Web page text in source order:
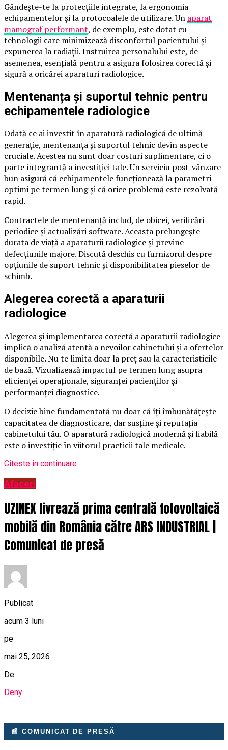
Gândește-te la protecțiile integrate, la ergonomia
echipamentelor și la protocoalele de utilizare. Un aparat
mamograf performant, de exemplu, este dotat cu
tehnologii care minimizează disconfortul pacientului și
expunerea la radiații. Instruirea personalului este, de
asemenea, esențială pentru a asigura folosirea corectă și
sigură a oricărei aparaturi radiologice.
Mentenanța și suportul tehnic pentru
echipamentele radiologice
Odată ce ai investit în aparatură radiologică de ultimă
generație, mentenanța și suportul tehnic devin aspecte
cruciale. Acestea nu sunt doar costuri suplimentare, ci o
parte integrantă a investiției tale. Un serviciu post-vânzare
bun asigură că echipamentele funcționează la parametri
optimi pe termen lung și că orice problemă este rezolvată
rapid.
Contractele de mentenanță includ, de obicei, verificări
periodice și actualizări software. Aceasta prelungește
durata de viață a aparaturii radiologice și previne
defecțiunile majore. Discută deschis cu furnizorul despre
opțiunile de suport tehnic și disponibilitatea pieselor de
schimb.
Alegerea corectă a aparaturii
radiologice
Alegerea și implementarea corectă a aparaturii radiologice
implică o analiză atentă a nevoilor cabinetului și a ofertelor
disponibile. Nu te limita doar la preț sau la caracteristicile
de bază. Vizualizează impactul pe termen lung asupra
eficienței operaționale, siguranței pacienților și
performanței diagnostice.
O decizie bine fundamentată nu doar că îți îmbunătățește
capacitatea de diagnosticare, dar susține și reputația
cabinetului tău. O aparatură radiologică modernă și fiabilă
este o investiție în viitorul practicii tale medicale.
Citeste in continuare
Afaceri
UZINEX livrează prima centrală fotovoltaică
mobilă din România către ARS INDUSTRIAL |
Comunicat de presă
Publicat
acum 3 luni
pe
mai 25, 2026
De
Deny
📰 COMUNICAT DE PRESĂ